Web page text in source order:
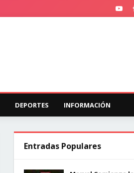
DEPORTES INFORMACIÓN
Entradas Populares